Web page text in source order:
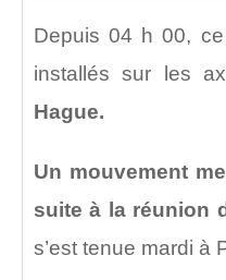
Depuis 04 h 00,
installés sur les
Hague.
Un mouvement
suite à la réunion
s’est tenue mardi à